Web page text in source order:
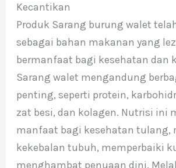
Kecantikan
Produk Sarang burung walet
sebagai bahan makanan yang
bermanfaat bagi kesehatan dan
Sarang walet mengandung
penting, seperti protein,
zat besi, dan kolagen. Nutrisi ini
manfaat bagi kesehatan tulang,
kekebalan tubuh, memperbaiki
menghambat penuaan dini.